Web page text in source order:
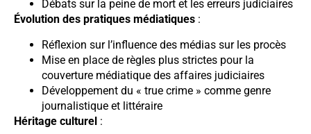
Débats sur la peine de mort et les erreurs judiciaires
Évolution des pratiques médiatiques :
Réflexion sur l’influence des médias sur les procès
Mise en place de règles plus strictes pour la
couverture médiatique des affaires judiciaires
Développement du « true crime » comme genre
journalistique et littéraire
Héritage culturel :